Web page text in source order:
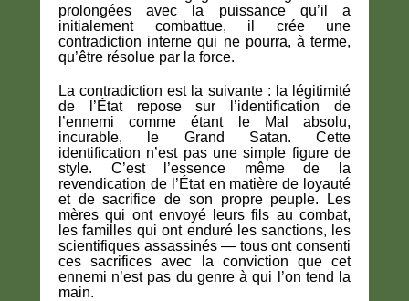
prolongées avec la puissance qu’il a
initialement combattue, il crée une
contradiction interne qui ne pourra, à terme,
qu’être résolue par la force.
La contradiction est la suivante : la légitimité
de l’État repose sur l’identification de
l’ennemi comme étant le Mal absolu,
incurable, le Grand Satan. Cette
identification n’est pas une simple figure de
style. C’est l’essence même de la
revendication de l’État en matière de loyauté
et de sacrifice de son propre peuple. Les
mères qui ont envoyé leurs fils au combat,
les familles qui ont enduré les sanctions, les
scientifiques assassinés — tous ont consenti
ces sacrifices avec la conviction que cet
ennemi n’est pas du genre à qui l’on tend la
main.